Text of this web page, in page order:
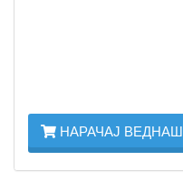
НАРАЧАЈ ВЕДНАШ